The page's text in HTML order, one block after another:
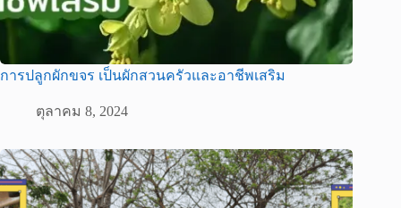
การปลูกผักขจร เป็นผักสวนครัวและอาชีพเสริม
ตุลาคม 8, 2024